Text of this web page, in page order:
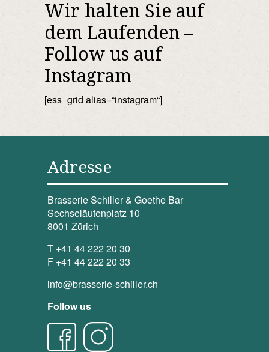
Wir halten Sie auf
dem Laufenden –
Follow us auf
Instagram
[ess_grid alias=“instagram“]
Adresse
Brasserie Schiller & Goethe Bar
Sechseläutenplatz 10
8001 Zürich
T +41 44 222 20 30
F +41 44 222 20 33
info@brasserie-schiller.ch
Follow us